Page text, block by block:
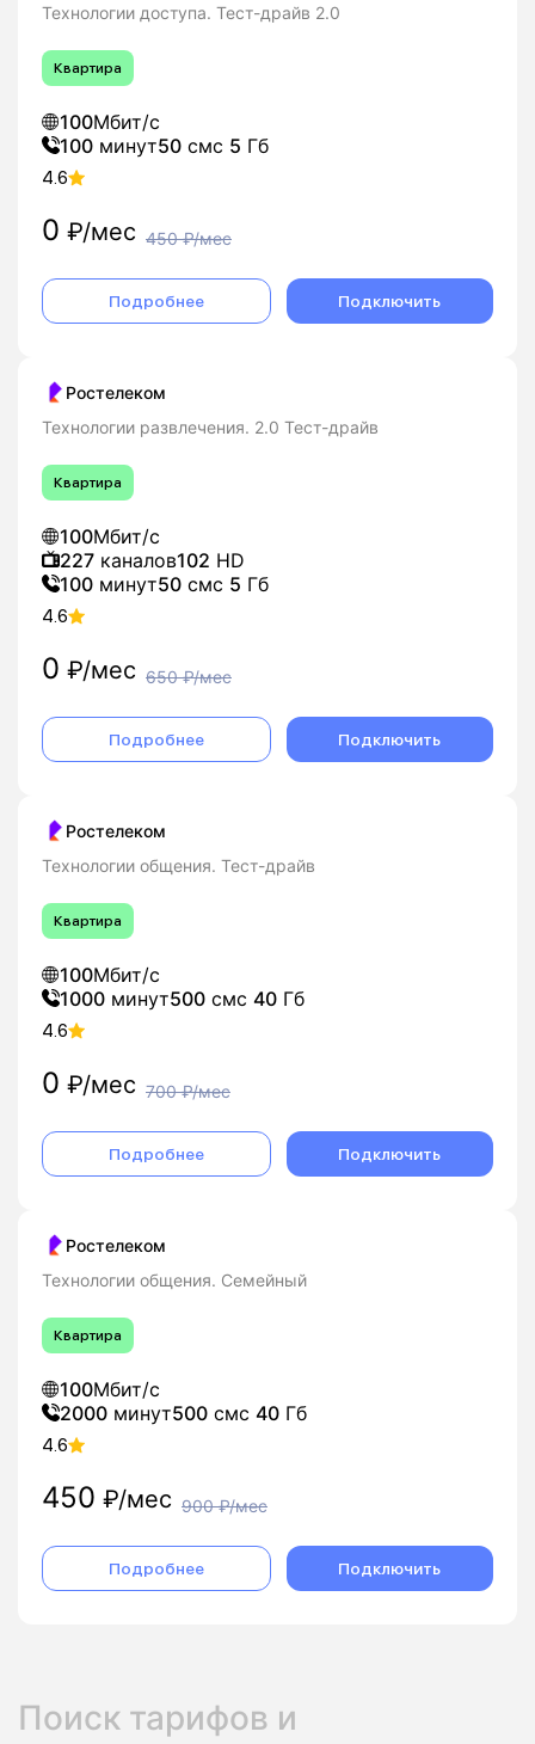
Технологии доступа. Тест-драйв 2.0
Квартира
100Мбит/с
100 минут50 смс 5 Гб
4.6
0 ₽/мес 450₽/мес
Подробнее Подключить
Ростелеком
Технологии развлечения. 2.0 Тест-драйв
Квартира
100Мбит/с
227 каналов102 HD
100 минут50 смс 5 Гб
4.6
0 ₽/мес 650₽/мес
Подробнее Подключить
Ростелеком
Технологии общения. Тест-драйв
Квартира
100Мбит/с
1000 минут500 смс 40 Гб
4.6
0 ₽/мес 700₽/мес
Подробнее Подключить
Ростелеком
Технологии общения. Семейный
Квартира
100Мбит/с
2000 минут500 смс 40 Гб
4.6
450 ₽/мес 900₽/мес
Подробнее Подключить
Поиск тарифов и